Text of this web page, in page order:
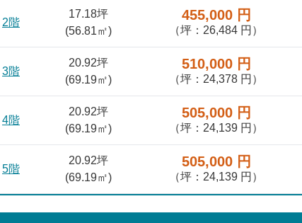
2階
17.18坪
(56.81㎡)
455,000 円
（坪：26,484 円）
3階
20.92坪
(69.19㎡)
510,000 円
（坪：24,378 円）
4階
20.92坪
(69.19㎡)
505,000 円
（坪：24,139 円）
5階
20.92坪
(69.19㎡)
505,000 円
（坪：24,139 円）